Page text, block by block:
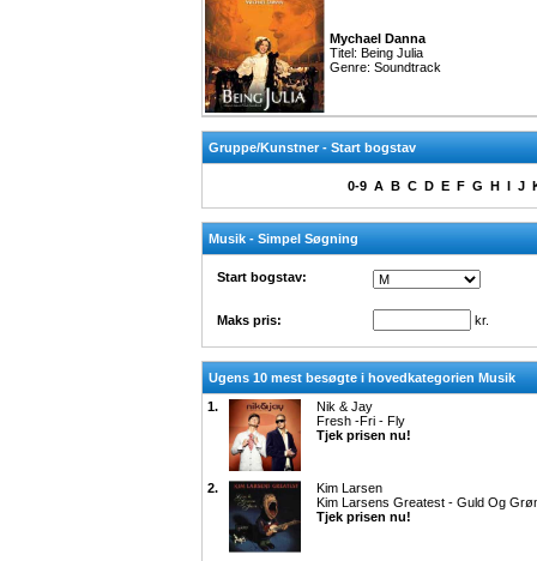
Mychael Danna
Titel: Being Julia
Genre: Soundtrack
Gruppe/Kunstner - Start bogstav
0-9 A B C D E F G H I J
Musik - Simpel Søgning
Start bogstav:
Maks pris: kr.
Ugens 10 mest besøgte i hovedkategorien Musik
1.
Nik & Jay
Fresh -Fri - Fly
Tjek prisen nu!
2.
Kim Larsen
Kim Larsens Greatest - Guld Og
Tjek prisen nu!